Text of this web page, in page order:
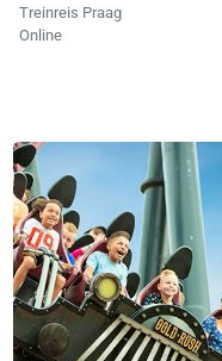
Treinreis Praag
Online